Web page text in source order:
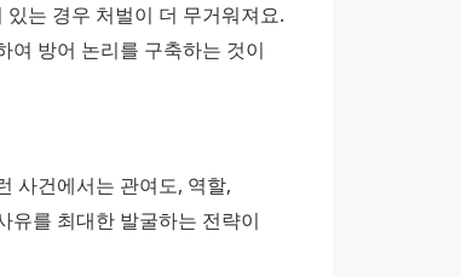
는 경우 처벌이 더 무거워져요.
여 방어 논리를 구축하는 것이
사건에서는 관여도, 역할,
유를 최대한 발굴하는 전략이